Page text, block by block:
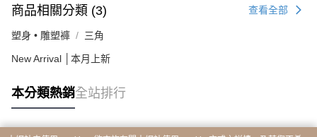
商品相關分類 (3) 查看全部
塑身 • 雕塑褲 三角
New Arrival │本月上新
本分類熱銷全站排行